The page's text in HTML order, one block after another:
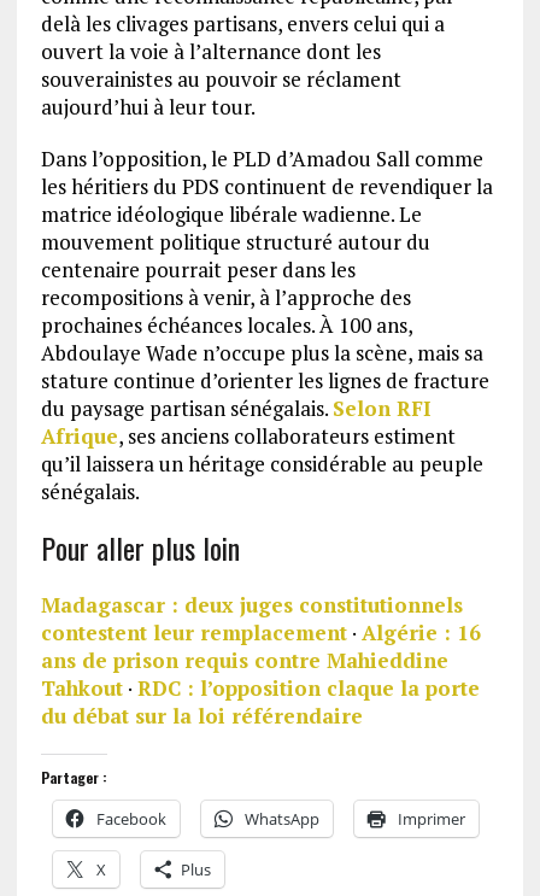
delà les clivages partisans, envers celui qui a
ouvert la voie à l’alternance dont les
souverainistes au pouvoir se réclament
aujourd’hui à leur tour.
Dans l’opposition, le PLD d’Amadou Sall comme
les héritiers du PDS continuent de revendiquer la
matrice idéologique libérale wadienne. Le
mouvement politique structuré autour du
centenaire pourrait peser dans les
recompositions à venir, à l’approche des
prochaines échéances locales. À 100 ans,
Abdoulaye Wade n’occupe plus la scène, mais sa
stature continue d’orienter les lignes de fracture
du paysage partisan sénégalais. Selon RFI
Afrique, ses anciens collaborateurs estiment
qu’il laissera un héritage considérable au peuple
sénégalais.
Pour aller plus loin
Madagascar : deux juges constitutionnels
contestent leur remplacement· Algérie : 16
ans de prison requis contre Mahieddine
Tahkout· RDC : l’opposition claque la porte
du débat sur la loi référendaire
Partager :
Facebook WhatsApp Imprimer
X Plus